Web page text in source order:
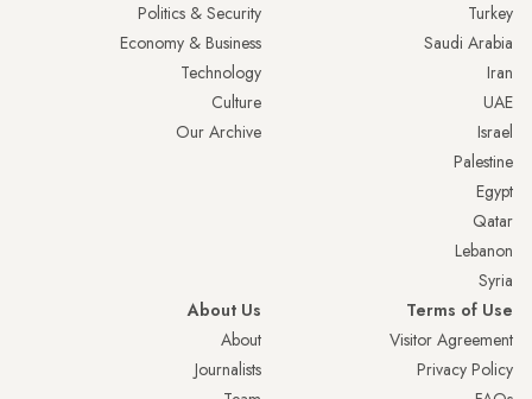
Turkey
Saudi Arabia
Iran
UAE
Israel
Palestine
Egypt
Qatar
Lebanon
Syria
Politics & Security
Economy & Business
Technology
Culture
Our Archive
Terms of Use
Visitor Agreement
Privacy Policy
About Us
About
Journalists